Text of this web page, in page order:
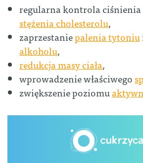
regularna kontrola
stężenia cholesterolu,
zaprzestaniepalenia tytoniu
alkoholu,
redukcja masy ciała,
wprowadzenie właściwego
zwiększenie poziomu